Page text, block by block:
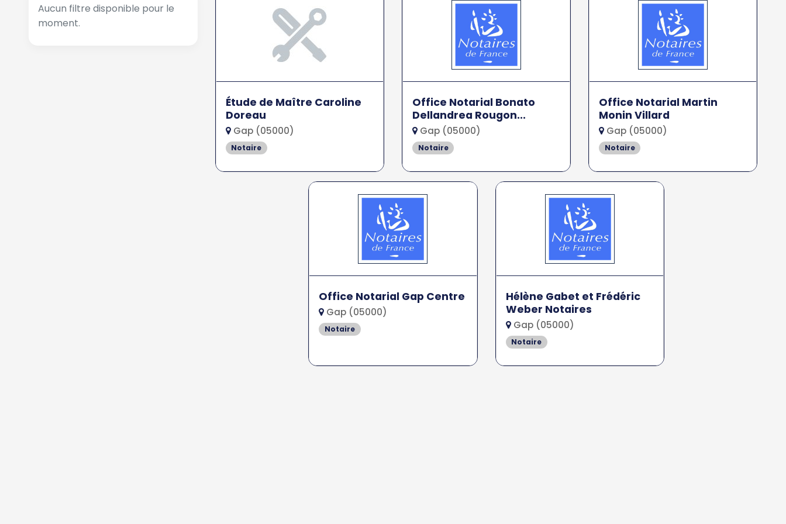
Aucun filtre disponible pour le
moment.
Étude de Maître Caroline
Doreau
Gap (05000)
Notaire
Office Notarial Bonato
Dellandrea Rougon...
Gap (05000)
Notaire
Office Notarial Martin
Monin Villard
Gap (05000)
Notaire
Office Notarial Gap Centre
Gap (05000)
Notaire
Hélène Gabet et Frédéric
Weber Notaires
Gap (05000)
Notaire